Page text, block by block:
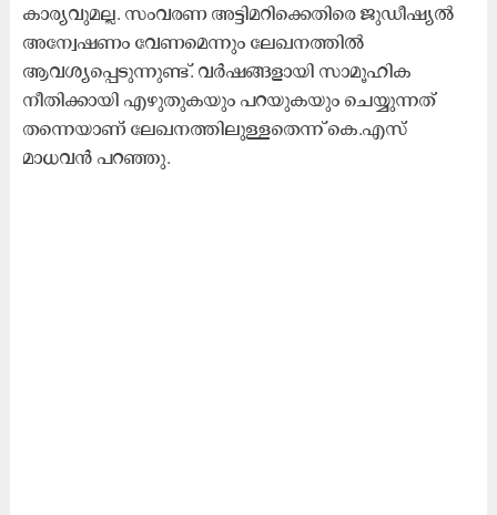
കാര്യവുമല്ല. സംവരണ അട്ടിമറിക്കെതിരെ ജുഡീഷ്യൽ
അന്വേഷണം വേണമെന്നും ലേഖനത്തിൽ
ആവശ്യപ്പെടുന്നുണ്ട്. വർഷങ്ങളായി സാമൂഹിക
നീതിക്കായി എഴുതുകയും പറയുകയും ചെയ്യുന്നത്
തന്നെയാണ് ലേഖനത്തിലുള്ളതെന്ന് കെ.എസ്
മാധവൻ പറഞ്ഞു.